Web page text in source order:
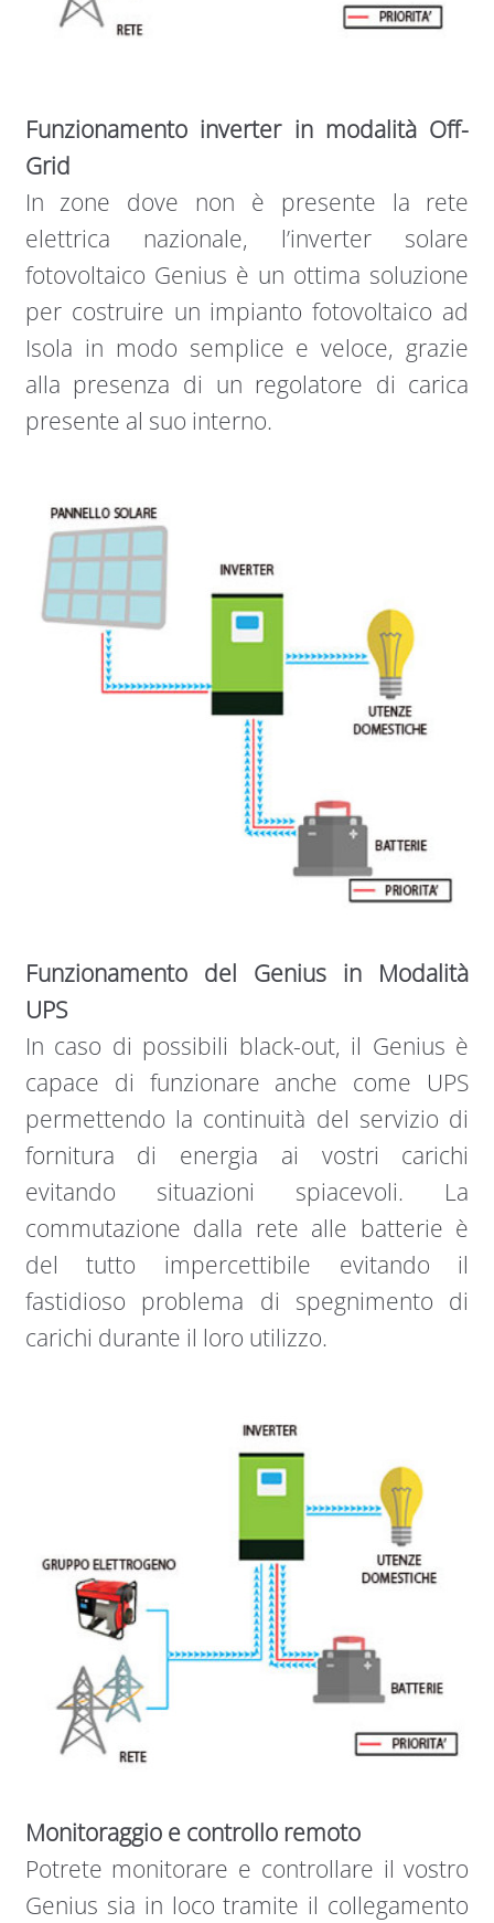
Funzionamento inverter in modalità Off-
Grid
In zone dove non è presente la rete
elettrica nazionale, l’inverter solare
fotovoltaico Genius è un ottima soluzione
per costruire un impianto fotovoltaico ad
Isola in modo semplice e veloce, grazie
alla presenza di un regolatore di carica
presente al suo interno.
Funzionamento del Genius in Modalità
UPS
In caso di possibili black-out, il Genius è
capace di funzionare anche come UPS
permettendo la continuità del servizio di
fornitura di energia ai vostri carichi
evitando situazioni spiacevoli. La
commutazione dalla rete alle batterie è
del tutto impercettibile evitando il
fastidioso problema di spegnimento di
carichi durante il loro utilizzo.
Monitoraggio e controllo remoto
​Potrete monitorare e controllare il vostro
Genius sia in loco tramite il collegamento